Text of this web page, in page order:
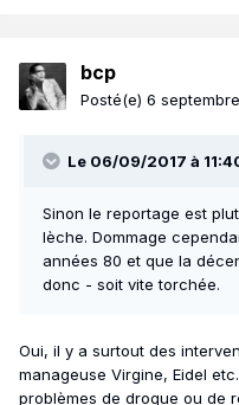
bcp
Posté(e) 6
Le 06/09/2017 à
Sinon le reportage est
lèche. Dommage
années 80 et que la
donc - soit vite torchée.
Oui, il y a surtout des
manageuse Virgine, Eidel
problèmes de drogue ou de